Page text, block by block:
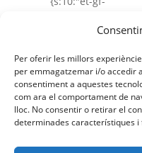
Per oferir les millors
per emmagatzemar i/o accedir
consentiment a aquestes
com ara el comportament de
lloc. No consentir o retirar el
determinades característiques i